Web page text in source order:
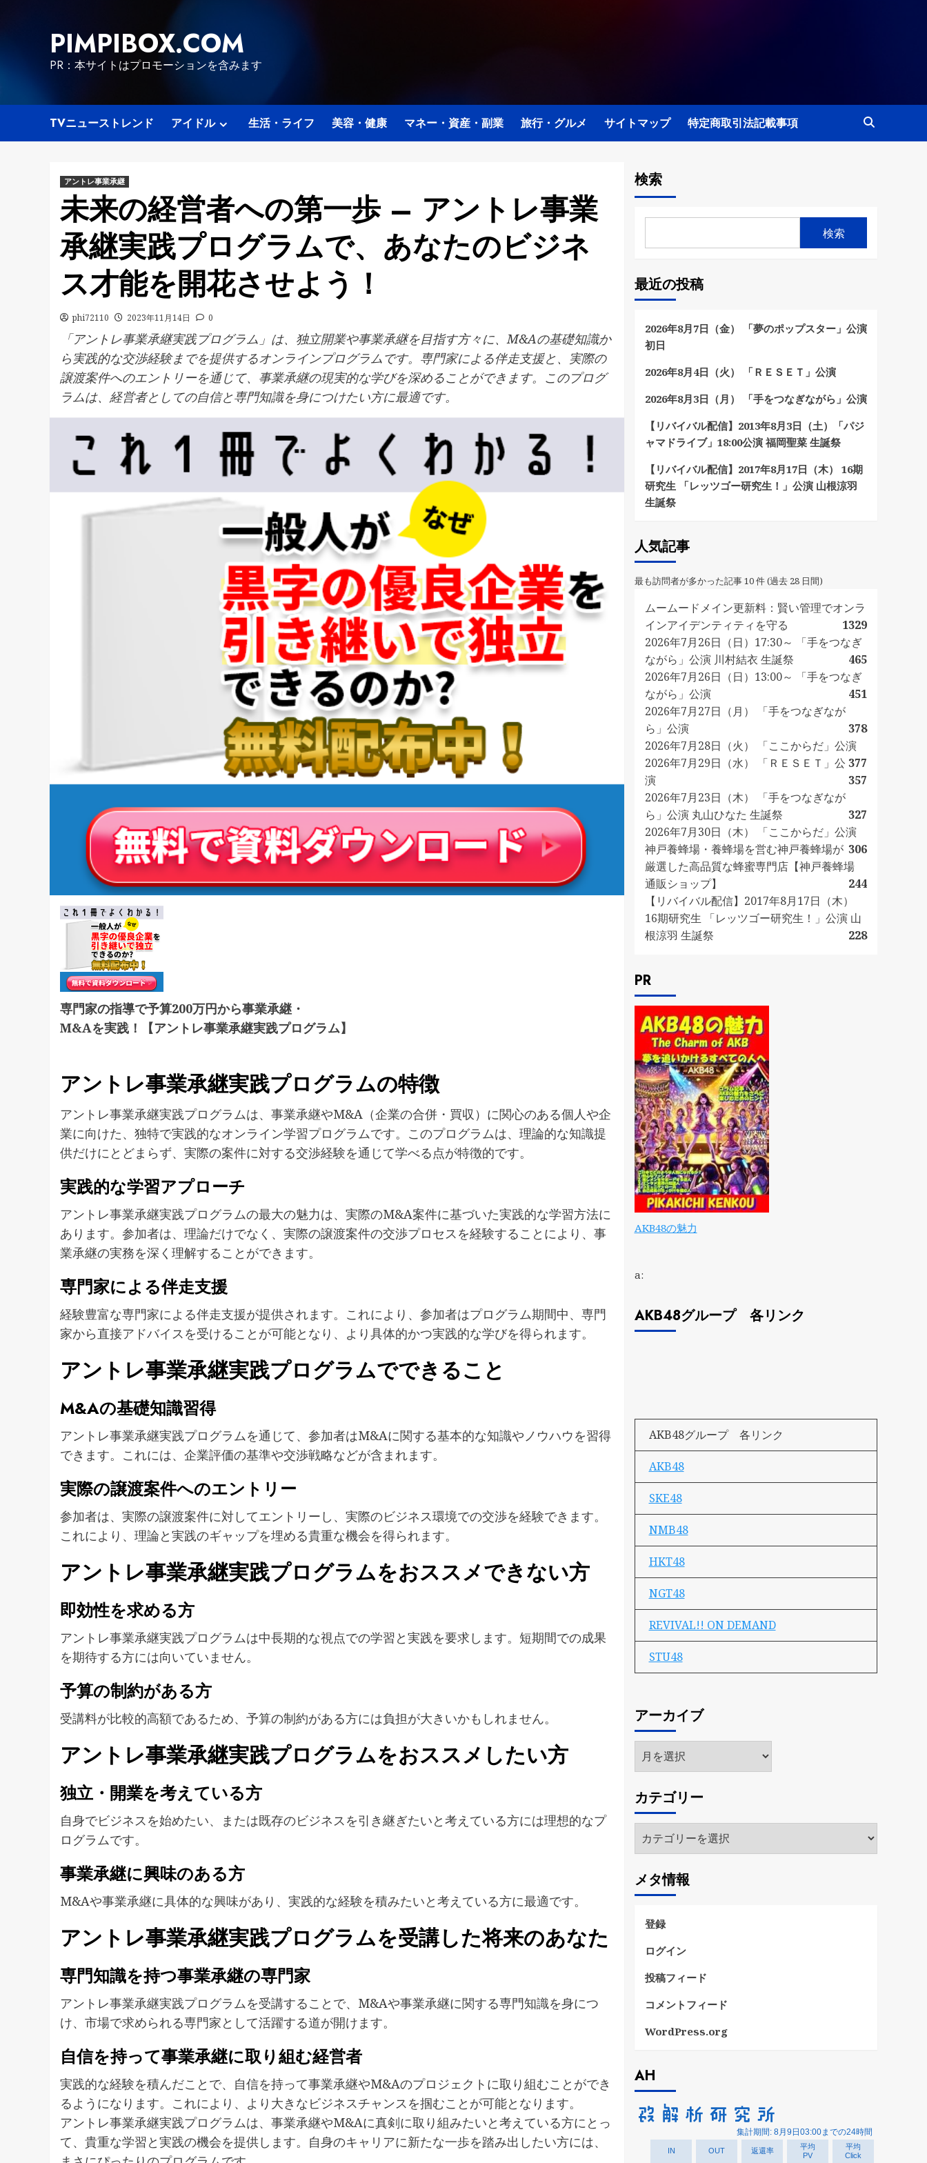
PIMPIBOX.COM
PR：本サイトはプロモーションを含みます
TVニューストレンド アイドル 生活・ライフ 美容・健康 マネー・資産・副業 旅行・グルメ サイトマップ 特定商取引法記載事項
アントレ事業承継
未来の経営者への第一歩 – アントレ事業
承継実践プログラムで、あなたのビジネ
ス才能を開花させよう！
phi72110 2023年11月14日 0
「アントレ事業承継実践プログラム」は、独立開業や事業承継を目指す方々に、M&Aの基礎知識か
ら実践的な交渉経験までを提供するオンラインプログラムです。専門家による伴走支援と、実際の
譲渡案件へのエントリーを通じて、事業承継の現実的な学びを深めることができます。このプログ
ラムは、経営者としての自信と専門知識を身につけたい方に最適です。
専門家の指導で予算200万円から事業承継・
M&Aを実践！【アントレ事業承継実践プログラム】
アントレ事業承継実践プログラムの特徴
アントレ事業承継実践プログラムは、事業承継やM&A（企業の合併・買収）に関心のある個人や企
業に向けた、独特で実践的なオンライン学習プログラムです。このプログラムは、理論的な知識提
供だけにとどまらず、実際の案件に対する交渉経験を通じて学べる点が特徴的です。
実践的な学習アプローチ
アントレ事業承継実践プログラムの最大の魅力は、実際のM&A案件に基づいた実践的な学習方法に
あります。参加者は、理論だけでなく、実際の譲渡案件の交渉プロセスを経験することにより、事
業承継の実務を深く理解することができます。
専門家による伴走支援
経験豊富な専門家による伴走支援が提供されます。これにより、参加者はプログラム期間中、専門
家から直接アドバイスを受けることが可能となり、より具体的かつ実践的な学びを得られます。
アントレ事業承継実践プログラムでできること
M&Aの基礎知識習得
アントレ事業承継実践プログラムを通じて、参加者はM&Aに関する基本的な知識やノウハウを習得
できます。これには、企業評価の基準や交渉戦略などが含まれます。
実際の譲渡案件へのエントリー
参加者は、実際の譲渡案件に対してエントリーし、実際のビジネス環境での交渉を経験できます。
これにより、理論と実践のギャップを埋める貴重な機会を得られます。
アントレ事業承継実践プログラムをおススメできない方
即効性を求める方
アントレ事業承継実践プログラムは中長期的な視点での学習と実践を要求します。短期間での成果
を期待する方には向いていません。
予算の制約がある方
受講料が比較的高額であるため、予算の制約がある方には負担が大きいかもしれません。
アントレ事業承継実践プログラムをおススメしたい方
独立・開業を考えている方
自身でビジネスを始めたい、または既存のビジネスを引き継ぎたいと考えている方には理想的なプ
ログラムです。
事業承継に興味のある方
M&Aや事業承継に具体的な興味があり、実践的な経験を積みたいと考えている方に最適です。
アントレ事業承継実践プログラムを受講した将来のあなた
専門知識を持つ事業承継の専門家
アントレ事業承継実践プログラムを受講することで、M&Aや事業承継に関する専門知識を身につ
け、市場で求められる専門家として活躍する道が開けます。
自信を持って事業承継に取り組む経営者
実践的な経験を積んだことで、自信を持って事業承継やM&Aのプロジェクトに取り組むことができ
るようになります。これにより、より大きなビジネスチャンスを掴むことが可能となります。
アントレ事業承継実践プログラムは、事業承継やM&Aに真剣に取り組みたいと考えている方にとっ
て、貴重な学習と実践の機会を提供します。自身のキャリアに新たな一歩を踏み出したい方には、
検索
検索
最近の投稿
2026年8月7日（金） 「夢のポップスター」公演
初日
2026年8月4日（火） 「ＲＥＳＥＴ」公演
2026年8月3日（月） 「手をつなぎながら」公演
【リバイバル配信】2013年8月3日（土）「パジ
ャマドライブ」18:00公演 福岡聖菜 生誕祭
【リバイバル配信】2017年8月17日（木） 16期
研究生 「レッツゴー研究生！」公演 山根涼羽
生誕祭
人気記事
最も訪問者が多かった記事 10 件 (過去 28 日間)
ムームードメイン更新料：賢い管理でオンラ
インアイデンティティを守る
1329
2026年7月26日（日）17:30～ 「手をつなぎ
ながら」公演 川村結衣 生誕祭
465
2026年7月26日（日）13:00～ 「手をつなぎ
ながら」公演
451
2026年7月27日（月） 「手をつなぎなが
ら」公演
378
2026年7月28日（火） 「ここからだ」公演
377
2026年7月29日（水） 「ＲＥＳＥＴ」公
演
357
2026年7月23日（木） 「手をつなぎなが
ら」公演 丸山ひなた 生誕祭
327
2026年7月30日（木） 「ここからだ」公演
306
神戸養蜂場・養蜂場を営む神戸養蜂場が
厳選した高品質な蜂蜜専門店【神戸養蜂場
通販ショップ】
244
【リバイバル配信】2017年8月17日（木）
16期研究生 「レッツゴー研究生！」公演 山
根涼羽 生誕祭
228
PR
AKB48の魅力
a:
AKB48グループ 各リンク
AKB48グループ 各リンク
AKB48
SKE48
NMB48
HKT48
NGT48
REVIVAL!! ON DEMAND
STU48
アーカイブ
ア
ー
イ
ブ
カテゴリー
テ
リ
ー
メタ情報
登録
ログイン
投稿フィード
コメントフィード
WordPress.org
AH